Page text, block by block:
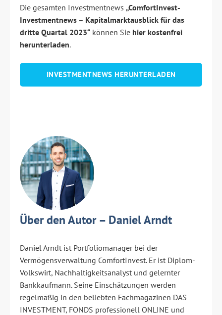
Die gesamten Investmentnews „ComfortInvest-
Investmentnews – Kapitalmarktausblick für das
dritte Quartal 2023“ können Sie hier kostenfrei
herunterladen.
INVESTMENTNEWS HERUNTERLADEN
Über den Autor – Daniel Arndt
Daniel Arndt ist Portfoliomanager bei der
Vermögensverwaltung ComfortInvest. Er ist Diplom-
Volkswirt, Nachhaltigkeitsanalyst und gelernter
Bankkaufmann. Seine Einschätzungen werden
regelmäßig in den beliebten Fachmagazinen DAS
INVESTMENT, FONDS professionell ONLINE und